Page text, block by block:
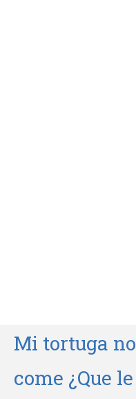
Mi tortuga no
come ¿Que le